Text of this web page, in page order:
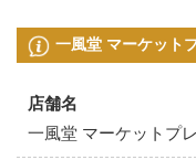
一風堂 マーケット
店舗名
一風堂 マーケットプ